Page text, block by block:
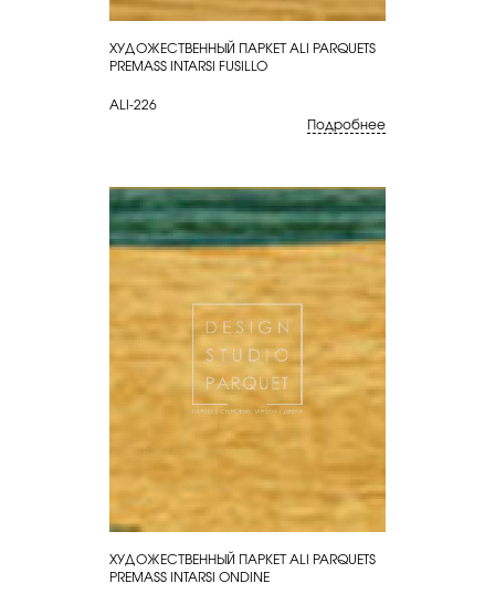
КУПИТЬ
ХУДОЖЕСТВЕННЫЙ ПАРКЕТ ALI PARQUETS
PREMASS INTARSI FUSILLO
ALI-226
Подробнее
КУПИТЬ
ХУДОЖЕСТВЕННЫЙ ПАРКЕТ ALI PARQUETS
PREMASS INTARSI ONDINE